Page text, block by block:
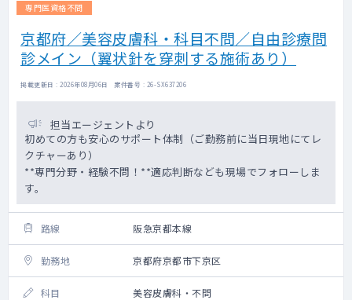
専門医資格不問
京都府／美容皮膚科・科目不問／自由診療問
診メイン（翼状針を穿刺する施術あり）
掲載更新日 : 2026年08月06日 案件番号 : 26-SX637206
担当エージェントより
初めての方も安心のサポート体制（ご勤務前に当日現地にてレ
クチャーあり）
**専門分野・経験不問！**適応判断なども現場でフォローしま
す。
路線 阪急京都本線
勤務地 京都府京都市下京区
科目 美容皮膚科・不問